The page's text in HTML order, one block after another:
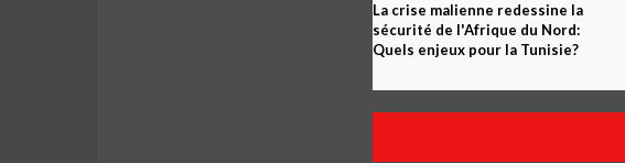
La crise malienne redessine la
sécurité de l'Afrique du Nord:
Quels enjeux pour la Tunisie?